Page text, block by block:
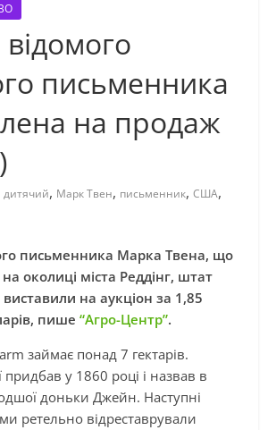
письменника
на продаж
дитячий, Марк Твен, письменник, США,
письменника Марка Твена, що
околиці міста Реддінг, штат
на аукціон за 1,85
пише “Агро-Центр”.
займає понад 7 гектарів.
у 1860 році і назвав в
доньки Джейн. Наступні
ретельно відреставрували